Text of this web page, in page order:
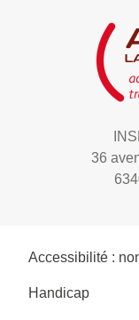
36
Accessibilité :
Handicap